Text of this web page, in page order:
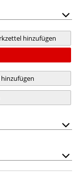
hinzufügen